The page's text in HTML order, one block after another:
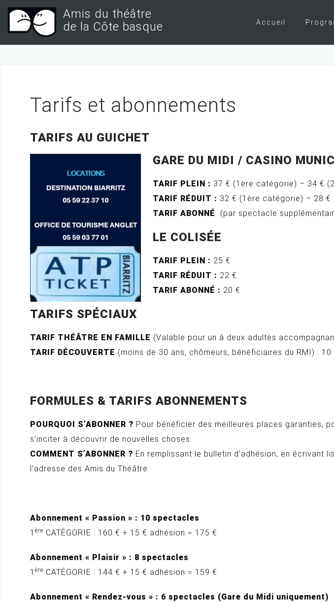
Amis du théâtre
de la Côte basque
Accueil
Tarifs et abonnements
TARIFS AU GUICHET
GARE DU MIDI / CASINO
TARIF PLEIN : 37 € (1ère catégorie) – 34 €
TARIF RÉDUIT : 32 € (1ère catégorie) – 28 €
TARIF ABONNÉ
(par spectacle
LE COLISÉE
TARIF PLEIN : 25 €
TARIF RÉDUIT : 22 €
TARIF ABONNÉ : 20 €
TARIFS SPÉCIAUX
TARIF THÉÂTRE EN FAMILLE (Valable pour un à deux adultes
TARIF DÉCOUVERTE (moins de 30 ans, chômeurs, bénéficiaires du RMI) : 10
FORMULES & TARIFS ABONNEMENTS
POURQUOI S’ABONNER ? Pour bénéficier des meilleures places garanties,
s’inciter à découvrir de nouvelles choses.
COMMENT S’ABONNER ? En remplissant le bulletin d’adhésion, en
l’adresse des Amis du Théâtre.
Abonnement « Passion » : 10 spectacles
1 ère CATÉGORIE : 160 € + 15 € adhésion = 175 €
Abonnement « Plaisir » : 8 spectacles
1 ère CATÉGORIE : 144 € + 15 € adhésion = 159 €
Abonnement « Rendez-vous » : 6 spectacles (Gare du Midi uniquement)